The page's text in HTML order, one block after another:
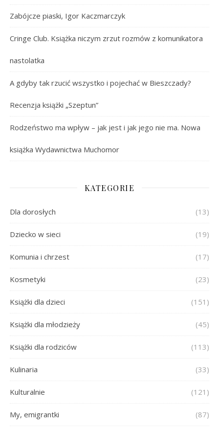
Zabójcze piaski, Igor Kaczmarczyk
Cringe Club. Książka niczym zrzut rozmów z komunikatora
nastolatka
A gdyby tak rzucić wszystko i pojechać w Bieszczady?
Recenzja książki „Szeptun”
Rodzeństwo ma wpływ – jak jest i jak jego nie ma. Nowa
książka Wydawnictwa Muchomor
KATEGORIE
Dla dorosłych (13)
Dziecko w sieci (19)
Komunia i chrzest (17)
Kosmetyki (23)
Książki dla dzieci (151)
Książki dla młodzieży (45)
Książki dla rodziców (113)
Kulinaria (33)
Kulturalnie (121)
My, emigrantki (87)